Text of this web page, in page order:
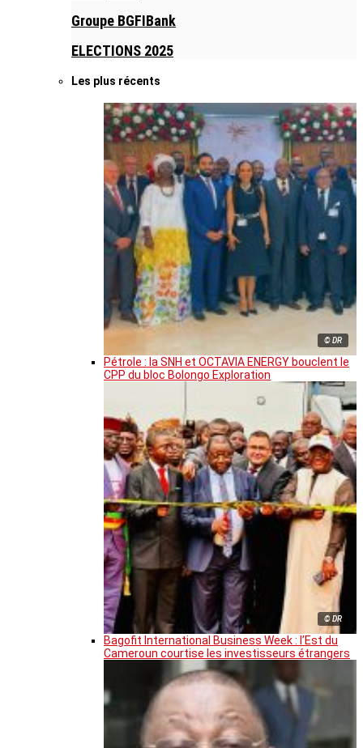
Groupe BGFIBank
ELECTIONS 2025
Les plus récents
© DR
Pétrole : la SNH et OCTAVIA ENERGY bouclent le
CPP du bloc Bolongo Exploration
© DR
Bagofit International Business Week : l’Est du
Cameroun courtise les investisseurs étrangers